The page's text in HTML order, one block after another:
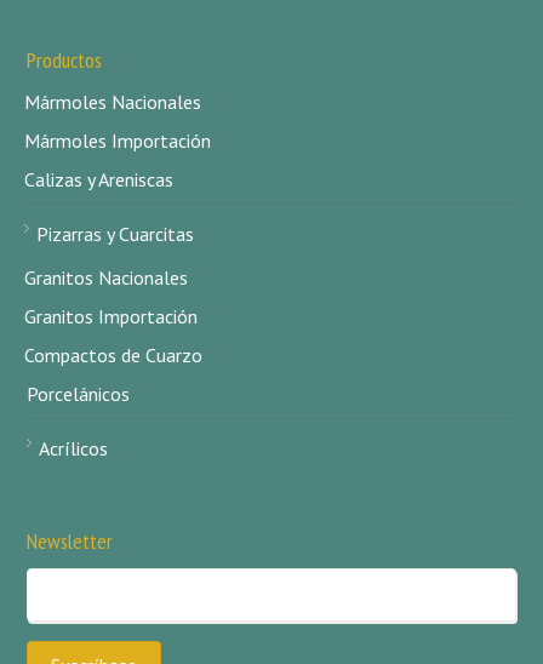
Productos
Mármoles Nacionales
Mármoles Importación
Calizas y Areniscas
Pizarras y Cuarcitas
Granitos Nacionales
Granitos Importación
Compactos de Cuarzo
Porcelánicos
Acrílicos
Newsletter